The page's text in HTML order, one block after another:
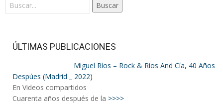
Buscar
ÚLTIMAS PUBLICACIONES
Miguel Ríos – Rock & Ríos And Cía, 40 Años
Despúes (Madrid _ 2022)
En Videos compartidos
Cuarenta años después de la >>>>